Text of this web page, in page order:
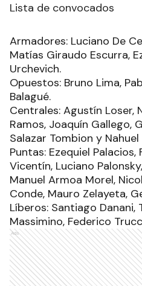
Lista de convocados
Armadores: Luciano De
Matías Giraudo Escurra,
Urchevich.
Opuestos: Bruno Lima,
Balagué.
Centrales: Agustín Loser,
Ramos, Joaquín Gallego,
Salazar Tombion y
Puntas: Ezequiel
Vicentín, Luciano
Manuel Armoa Morel,
Conde, Mauro Zelayeta,
Líberos: Santiago Danani,
Massimino, Federico
Ads